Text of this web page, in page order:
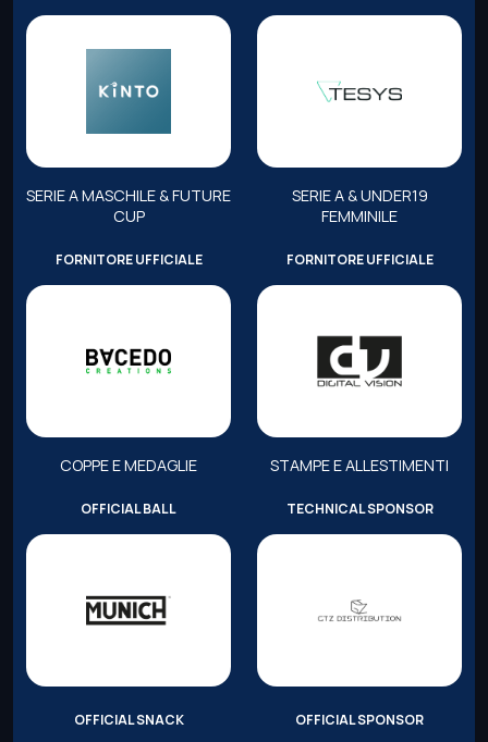
SERIE A MASCHILE & FUTURE
CUP
SERIE A & UNDER19
FEMMINILE
FORNITORE UFFICIALE
COPPE E MEDAGLIE
FORNITORE UFFICIALE
STAMPE E ALLESTIMENTI
OFFICIAL BALL TECHNICAL SPONSOR
OFFICIAL SNACK OFFICIAL SPONSOR